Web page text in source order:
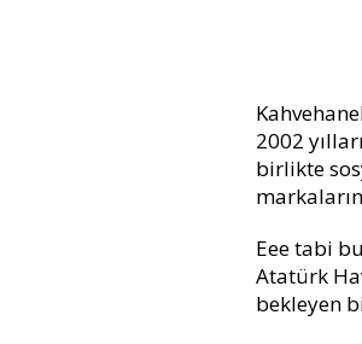
2002
birlikte
Eee tabi
Atatürk
bekleyen